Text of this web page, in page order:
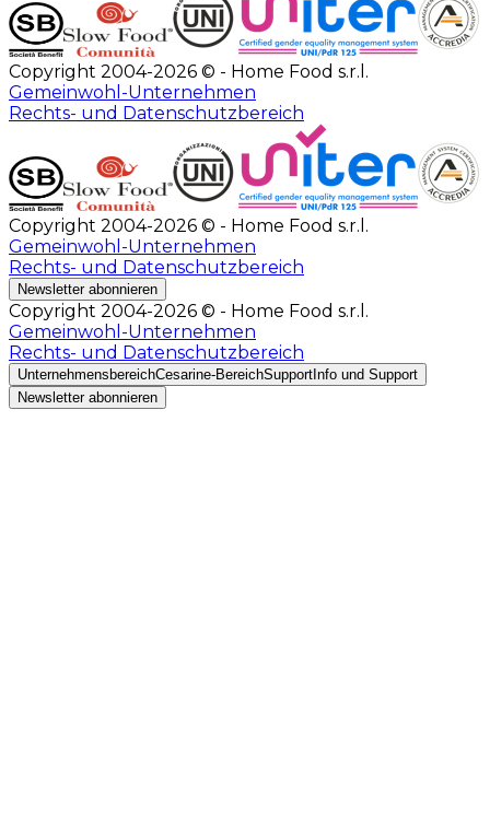
Copyright 2004-2026 © - Home Food s.r.l.
Gemeinwohl-Unternehmen
Rechts- und Datenschutzbereich
Copyright 2004-2026 © - Home Food s.r.l.
Gemeinwohl-Unternehmen
Rechts- und Datenschutzbereich
Newsletter abonnieren
Copyright 2004-2026 © - Home Food s.r.l.
Gemeinwohl-Unternehmen
Rechts- und Datenschutzbereich
UnternehmensbereichCesarine-BereichSupport Info und Support
Newsletter abonnieren